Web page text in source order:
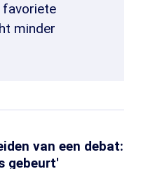
favoriete
minder
van een debat:
gebeurt'